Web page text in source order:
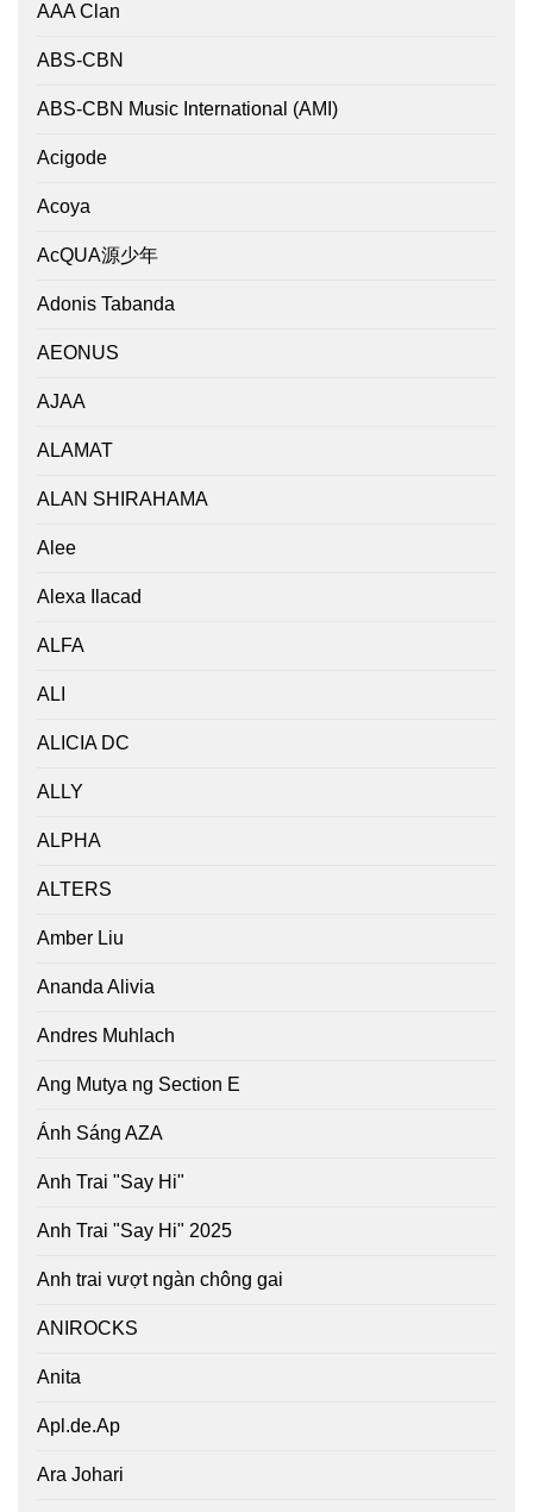
AAA Clan
ABS-CBN
ABS-CBN Music International (AMI)
Acigode
Acoya
AcQUA源少年
Adonis Tabanda
AEONUS
AJAA
ALAMAT
ALAN SHIRAHAMA
Alee
Alexa Ilacad
ALFA
ALI
ALICIA DC
ALLY
ALPHA
ALTERS
Amber Liu
Ananda Alivia
Andres Muhlach
Ang Mutya ng Section E
Ánh Sáng AZA
Anh Trai "Say Hi"
Anh Trai "Say Hi" 2025
Anh trai vượt ngàn chông gai
ANIROCKS
Anita
Apl.de.Ap
Ara Johari